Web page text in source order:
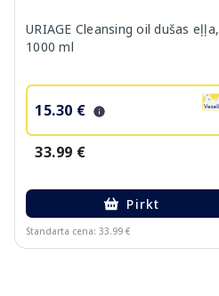
URIAGE Cleansing oil dušas eļļa,
1000 ml
15.30 €
33.99 €
Pirkt
Standarta cena: 33.99 €